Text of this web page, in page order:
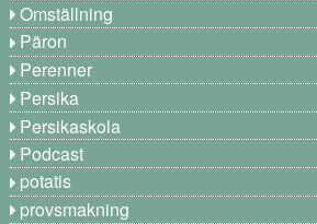
Omställning
Päron
Perenner
Persika
Persikaskola
Podcast
potatis
provsmakning